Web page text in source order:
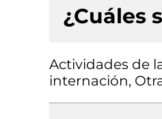
¿Cuáles
Actividades de
internación,